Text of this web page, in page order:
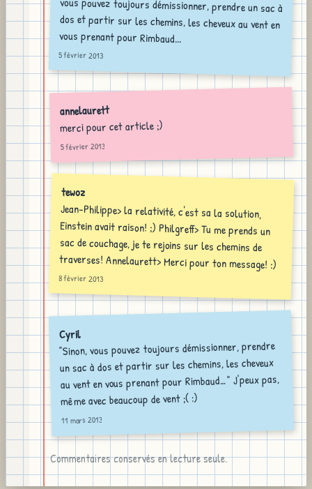
vous prenant pour Rimbaud...
5 février 2013
annelaurett
merci pour cet article ;)
5 février 2013
tewoz
Jean-Philippe> la relativité, c'est sa la solution,
Einstein avait raison! ;) Philgreff> Tu me prends un
sac de couchage, je te rejoins sur les chemins de
traverses! Annelaurett> Merci pour ton message! :)
8 février 2013
Cyril
"Sinon, vous pouvez toujours démissionner, prendre
un sac à dos et partir sur les chemins, les cheveux
au vent en vous prenant pour Rimbaud…" J'peux pas,
même avec beaucoup de vent ;( :)
11 mars 2013
Commentaires conservés en lecture seule.